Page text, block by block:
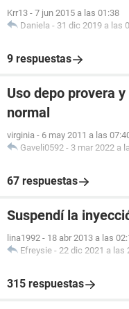
Krr13 - 7 jun 2015 a las 01:38
Daniela - 31 dic 2019 a las
9 respuestas
Uso depo provera
normal
virginia - 6 may 2011 a las
Gaveli0592 - 3 mar 2022 a
67 respuestas
Suspendí la
lina1992 - 18 abr 2013 a las
Efreysie - 22 dic 2021 a las
315 respuestas